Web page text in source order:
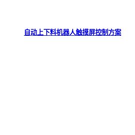
自动上下料机器人触摸屏控制方案